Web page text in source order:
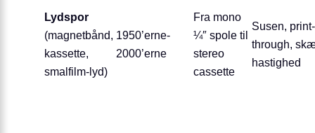
Lydspor
(magnetbånd,
kassette,
smalfilm-lyd)
1950’erne-
2000’erne
Fra mono
¼″ spole til
stereo
cassette
Susen, print-
through,
hastighed